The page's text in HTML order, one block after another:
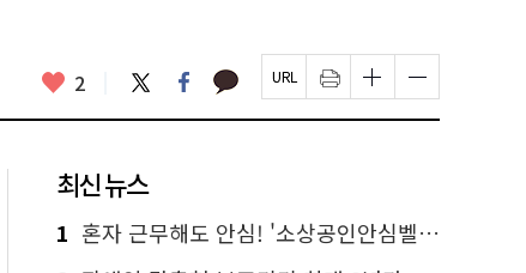
좋
요
2 트
위
터
페
이
스
카
카 페
이
지
인
쇄
하
글
자
크
하
기
글
자
크
하
기
최신 뉴스
1 혼자 근무해도 안심! '소상공인안심벨' 신청하세요